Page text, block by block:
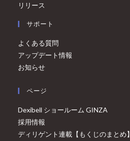
リリース
サポート
よくある質問
アップデート情報
お知らせ
ページ
Dexibell ショールーム GINZA
採用情報
ディリゲント連載【もくじのまとめ】